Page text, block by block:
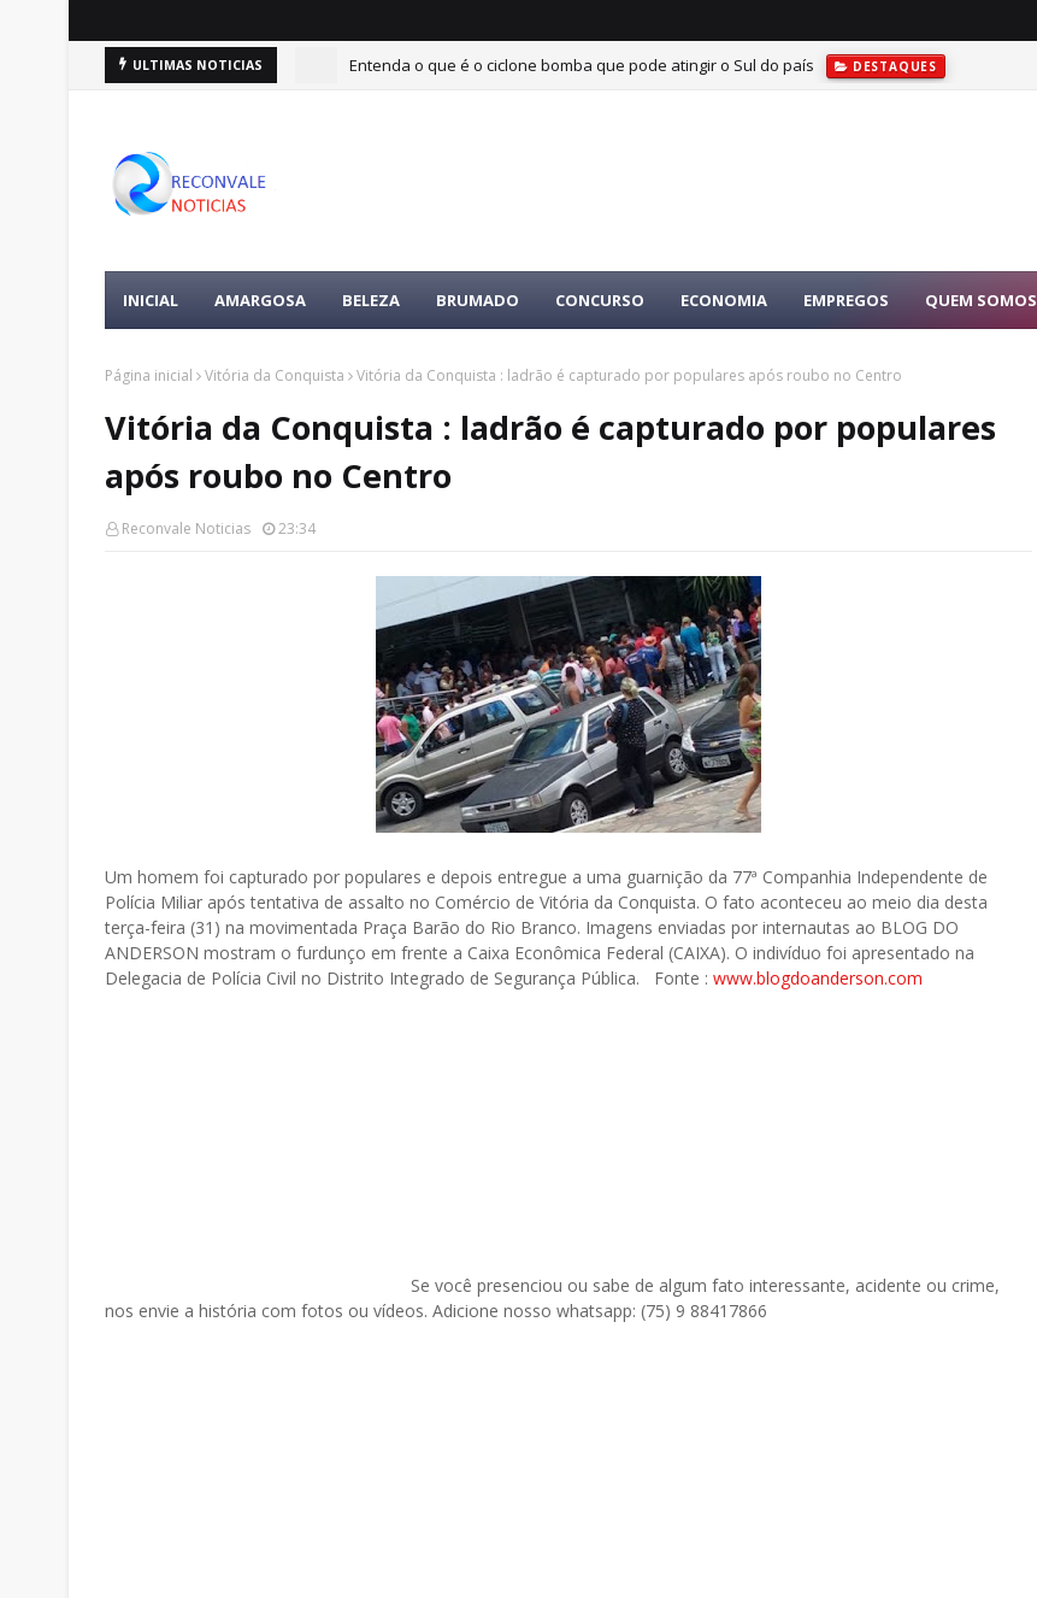
ULTIMAS NOTICIAS Entenda o que é o ciclone bomba que pode atingir o Sul do país DESTAQUES
INICIAL AMARGOSA BELEZA BRUMADO CONCURSO ECONOMIA EMPREGOS QUEM SOMOS
Página inicial Vitória da Conquista Vitória da Conquista : ladrão é capturado por populares após roubo no Centro
Vitória da Conquista : ladrão é capturado por populares
após roubo no Centro
Reconvale Noticias 23:34
Um homem foi capturado por populares e depois entregue a uma guarnição da 77ª Companhia Independente de
Polícia Miliar após tentativa de assalto no Comércio de Vitória da Conquista. O fato aconteceu ao meio dia desta
terça-feira (31) na movimentada Praça Barão do Rio Branco. Imagens enviadas por internautas ao BLOG DO
ANDERSON mostram o furdunço em frente a Caixa Econômica Federal (CAIXA). O indivíduo foi apresentado na
Delegacia de Polícia Civil no Distrito Integrado de Segurança Pública. Fonte : www.blogdoanderson.com
Se você presenciou ou sabe de algum fato interessante, acidente ou crime,
nos envie a história com fotos ou vídeos. Adicione nosso whatsapp: (75) 9 88417866